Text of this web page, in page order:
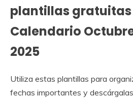
plantillas gratuitas
Calendario
2025
Utiliza estas plantillas para
fechas importantes y